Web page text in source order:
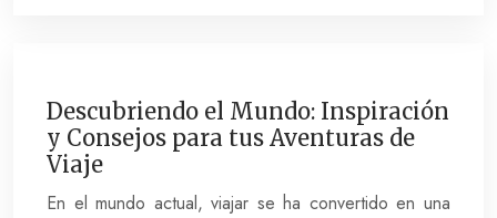
Descubriendo el Mundo: Inspiración
y Consejos para tus Aventuras de
Viaje
En el mundo actual, viajar se ha convertido en una